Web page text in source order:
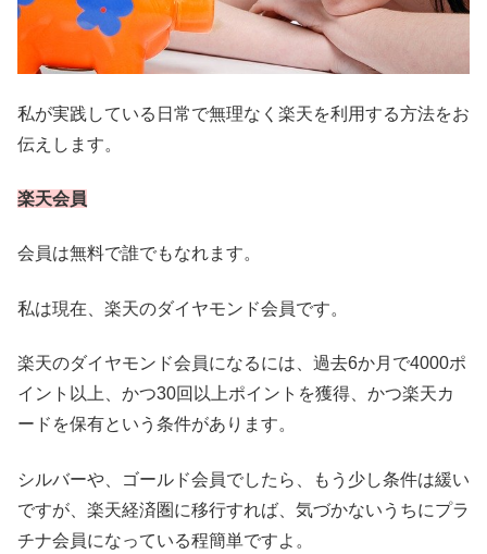
私が実践している日常で無理なく楽天を利用する方法をお
伝えします。
楽天会員
会員は無料で誰でもなれます。
私は現在、楽天のダイヤモンド会員です。
楽天のダイヤモンド会員になるには、過去6か月で4000ポ
イント以上、かつ30回以上ポイントを獲得、かつ楽天カ
ードを保有という条件があります。
シルバーや、ゴールド会員でしたら、もう少し条件は緩い
ですが、楽天経済圏に移行すれば、気づかないうちにプラ
チナ会員になっている程簡単ですよ。